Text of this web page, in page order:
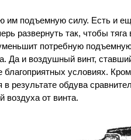
им подъемную силу. Есть и
развернуть так, чтобы
потребную
Да и воздушный винт,
условиях.
результате обдува
воздуха от винта.